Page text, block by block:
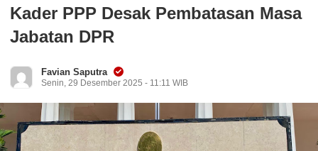
Kader PPP Desak Pembatasan Masa
Jabatan DPR
Favian Saputra
Senin, 29 Desember 2025 - 11:11 WIB